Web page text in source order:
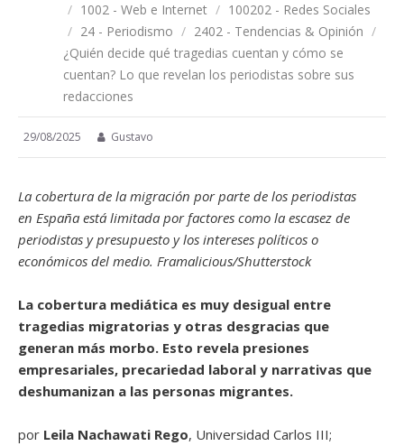
/ 1002 - Web e Internet / 100202 - Redes Sociales
/ 24 - Periodismo / 2402 - Tendencias & Opinión /
¿Quién decide qué tragedias cuentan y cómo se
cuentan? Lo que revelan los periodistas sobre sus
redacciones
29/08/2025 Gustavo
La cobertura de la migración por parte de los periodistas
en España está limitada por factores como la escasez de
periodistas y presupuesto y los intereses políticos o
económicos del medio. Framalicious/Shutterstock
La cobertura mediática es muy desigual entre
tragedias migratorias y otras desgracias que
generan más morbo. Esto revela presiones
empresariales, precariedad laboral y narrativas que
deshumanizan a las personas migrantes.
por Leila Nachawati Rego, Universidad Carlos III;